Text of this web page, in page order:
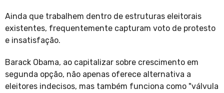
Ainda que trabalhem dentro de estruturas eleitorais
existentes, frequentemente capturam voto de protesto
e insatisfação.
Barack Obama, ao capitalizar sobre crescimento em
segunda opção, não apenas oferece alternativa a
eleitores indecisos, mas também funciona como "válvula